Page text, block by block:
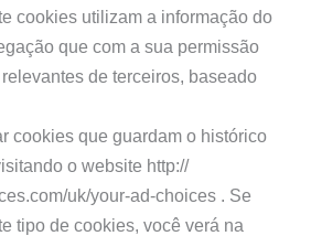
cookies utilizam a informação do
que com a sua permissão
de terceiros, baseado
cookies que guardam o histórico
o website http://
uk/your-ad-choices . Se
tipo de cookies, você verá na